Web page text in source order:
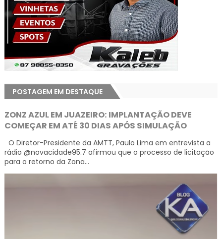
POSTAGEM EM DESTAQUE
ZONZ AZUL EM JUAZEIRO: IMPLANTAÇÃO DEVE
COMEÇAR EM ATÉ 30 DIAS APÓS SIMULAÇÃO
O Diretor-Presidente da AMTT, Paulo Lima em entrevista a
rádio @novacidade95.7 afirmou que o processo de licitação
para o retorno da Zona...